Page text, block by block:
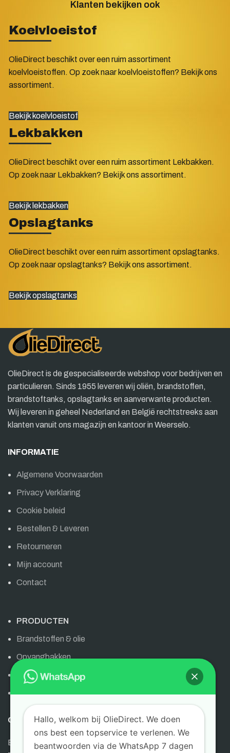
Klanten bekijken ook
Koelvloeistof
OlieDirect beschikt over een ruim assortiment
koelvloeistoffen. Op zoek naar koelvloeistoffen? Bekijk ons
assortiment.
Bekijk koelvloeistof
Lekbakken
OlieDirect beschikt over een ruim assortiment Lekbakken.
Op zoek naar Lekbakken? Bekijk ons assortiment.
Bekijk lekbakken
Opslagtanks
OlieDirect beschikt over een ruim assortiment opslagtanks.
Op zoek naar opslagtanks? Bekijk ons assortiment.
Bekijk opslagtanks
OlieDirect is de gespecialiseerde webshop voor bedrijven en
particulieren. Sinds 1955 leveren wij oliën, brandstoffen,
brandstoftanks, opslagtanks en aanverwante producten.
Wij leveren in geheel Nederland en België rechtstreeks aan
klanten vanuit ons magazijn en kantoor in Weerselo.
INFORMATIE
Algemene Voorwaarden
Privacy Verklaring
Cookie beleid
Bestellen & Leveren
Retourneren
Mijn account
Contact
PRODUCTEN
Brandstoffen & olie
Opvangbakken
Olie & brandstoffen
AdBlue
OLIEDIRECT
Bornsestraat 6
Hallo, welkom bij OlieDirect. We doen
ons best een topservice te verlenen. We
beantwoorden via de WhatsApp 7 dagen